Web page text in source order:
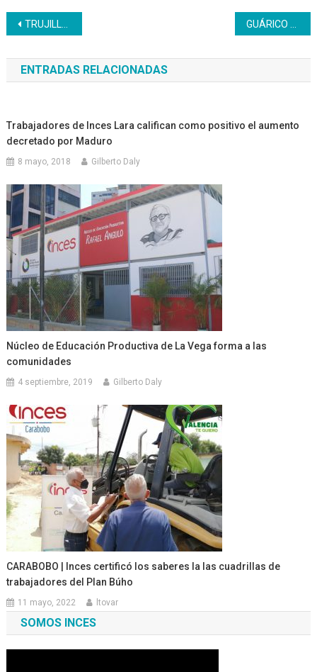
Navegación
de
entradas
TRUJILLO | Inces conmemora natalicio de Luis Beltrán Prieto Figueroa
ENTRADAS RELACIONADAS
Trabajadores de Inces Lara califican como positivo el aumento
decretado por Maduro
8 mayo, 2018 Gilberto Daly
Núcleo de Educación Productiva de La Vega forma a las
comunidades
4 septiembre, 2019 Gilberto Daly
CARABOBO | Inces certificó los saberes la las cuadrillas de
trabajadores del Plan Búho
11 mayo, 2022 ltovar
SOMOS INCES